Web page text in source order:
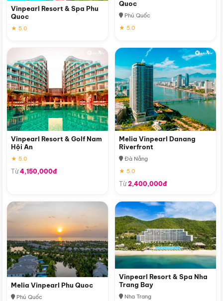
Vinpearl Resort & Spa Phu
Quoc
★ 5.0
Quoc
Phú Quốc
★ 5.0
Vinpearl Resort & Golf Nam
Hội An
★ 5.0
Từ4,150,000đ
Melia Vinpearl Danang
Riverfront
Đà Nẵng
★ 5.0
Từ2,400,000đ
Melia Vinpearl Phu Quoc
Phú Quốc
Vinpearl Resort & Spa Nha
Trang Bay
Nha Trang